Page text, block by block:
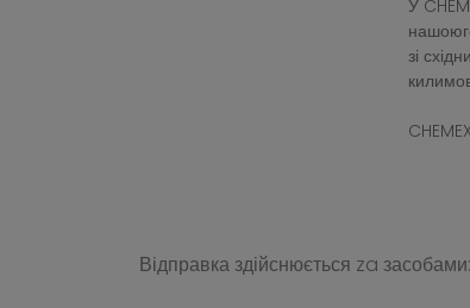
У
зі
Відправка здійснюється za засобами: